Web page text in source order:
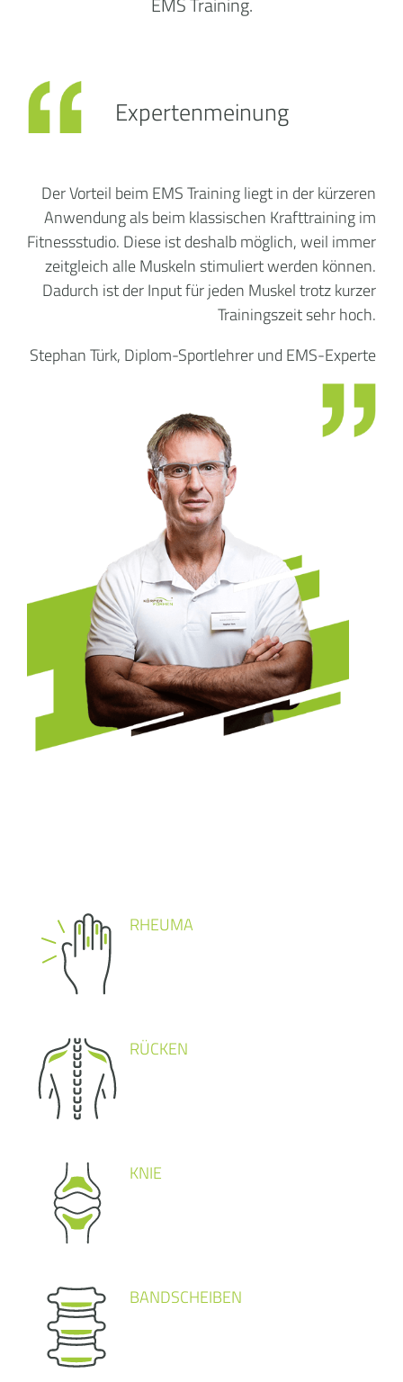
Der Vorteil beim EMS Training liegt in der kürzeren
Anwendung als beim klassischen Krafttraining im
Fitnessstudio. Diese ist deshalb möglich, weil immer
zeitgleich alle Muskeln stimuliert werden können.
Dadurch ist der Input für jeden Muskel trotz kurzer
Trainingszeit sehr hoch.
Stephan Türk, Diplom-Sportlehrer und EMS-Experte
Expertenmeinung
RHEUMA
RÜCKEN
KNIE
BANDSCHEIBEN